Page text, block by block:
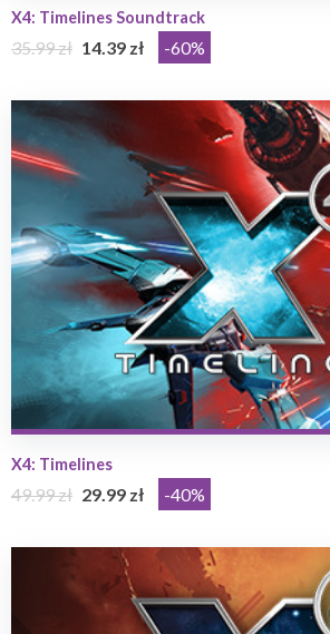
X4: Timelines Soundtrack
35.99 zł 14.39 zł -60%
X4: Timelines
49.99 zł 29.99 zł -40%